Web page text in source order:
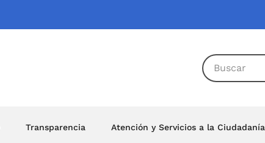
Transparencia Atención y Servicios a la Ciudadanía